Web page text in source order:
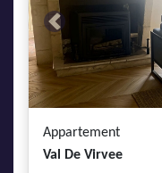
Previous
Appartement
Val De Virvee